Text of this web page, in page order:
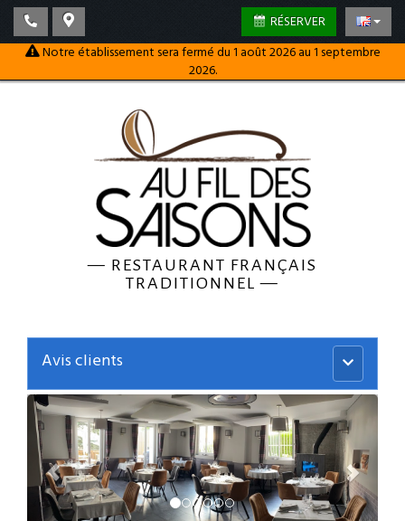
RÉSERVER
Notre établissement sera fermé du 1 août 2026 au 1 septembre
2026.
— RESTAURANT FRANÇAIS
TRADITIONNEL—
Menu
principal
Avis clients